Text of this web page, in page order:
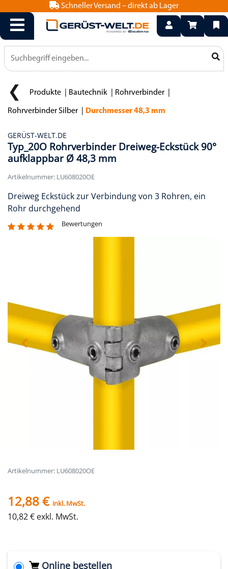
Schneller Versand – direkt ab Lager
0800 15 50 550
info@geruest-welt.de
Produkte Bautechnik Rohrverbinder
Rohrverbinder Silber Durchmesser 48,3 mm
GERÜST-WELT.DE
Typ_20O Rohrverbinder Dreiweg-Eckstück 90°
aufklappbar Ø 48,3 mm
Artikelnummer: LU608020OE
Dreiweg Eckstück zur Verbindung von 3 Rohren, ein
Rohr durchgehend
Bewertungen
Artikelnummer: LU608020OE
12,88 € inkl. MwSt.
10,82 € exkl. MwSt.
Online bestellen